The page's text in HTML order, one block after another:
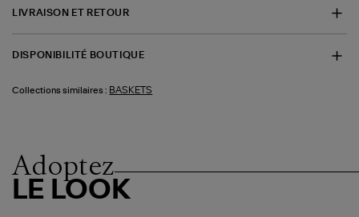
LIVRAISON ET RETOUR
DISPONIBILITÉ BOUTIQUE
Collections similaires : BASKETS
Adoptez
LE LOOK